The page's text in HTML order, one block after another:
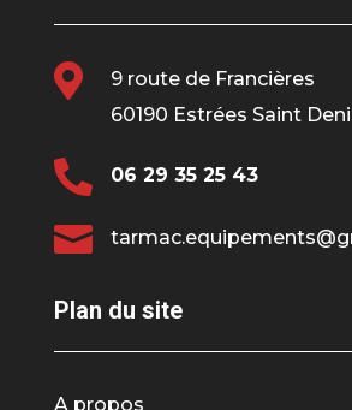

9 route de Francières
60190 Estrées Saint
 06 29 35 25 43

Plan du site
A propos